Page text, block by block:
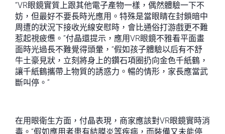
“VR眼鏡實質上跟其他電子產物一樣，偶然體驗一下不
妨，但最好不要長時光應用。特殊是當眼睛在封鎖暗中
周遭的狀況下接收光線安慰時，會比通俗打游戲更不難
惹起視疲憊。”付晶還提示，應用VR眼鏡不雅看平面畫
面時光過長不難覺得頭暈，“假如孩子體驗以后有不舒
牛土豪見狀，立刻將身上的鑽石項圈扔向金色千紙鶴，
讓千紙鶴攜帶上物質的誘惑力。暢的情形，家長應當武
斷叫停。”
在用眼衛生方面，付晶表現，商家應該對VR眼鏡實時消
毒。“假如應用者患有結膜炎等疾病，而裝備又未能停